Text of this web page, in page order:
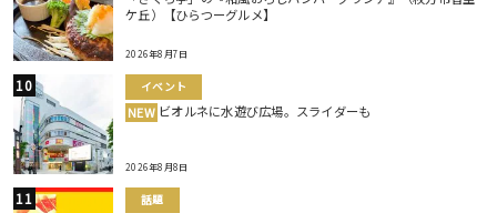
ケ丘）【ひらつーグルメ】
2026年8月7日
イベント
NEW ビオルネに水遊び広場。スライダーも
2026年8月8日
話題